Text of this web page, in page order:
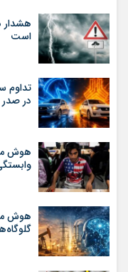
هشدار
است
در
هوش
هوش